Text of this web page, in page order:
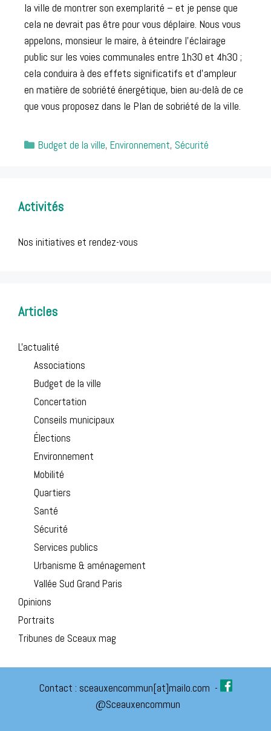
la ville de montrer son exemplarité – et je pense que
cela ne devrait pas être pour vous déplaire. Nous vous
appelons, monsieur le maire, à éteindre l’éclairage
public sur les voies communales entre 1h30 et 4h30 ;
cela conduira à des effets significatifs et d’ampleur
en matière de sobriété énergétique, bien au-delà de ce
que vous proposez dans le Plan de sobriété de la ville.
Catégories
Budget de la ville,Environnement, Sécurité
Activités
Nos initiatives et rendez-vous
Articles
L'actualité
Associations
Budget de la ville
Concertation
Conseils municipaux
Élections
Environnement
Mobilité
Quartiers
Santé
Sécurité
Services publics
Urbanisme & aménagement
Vallée Sud Grand Paris
Opinions
Portraits
Tribunes de Sceaux mag
Contact : sceauxencommun[at]mailo.com -
@Sceauxencommun